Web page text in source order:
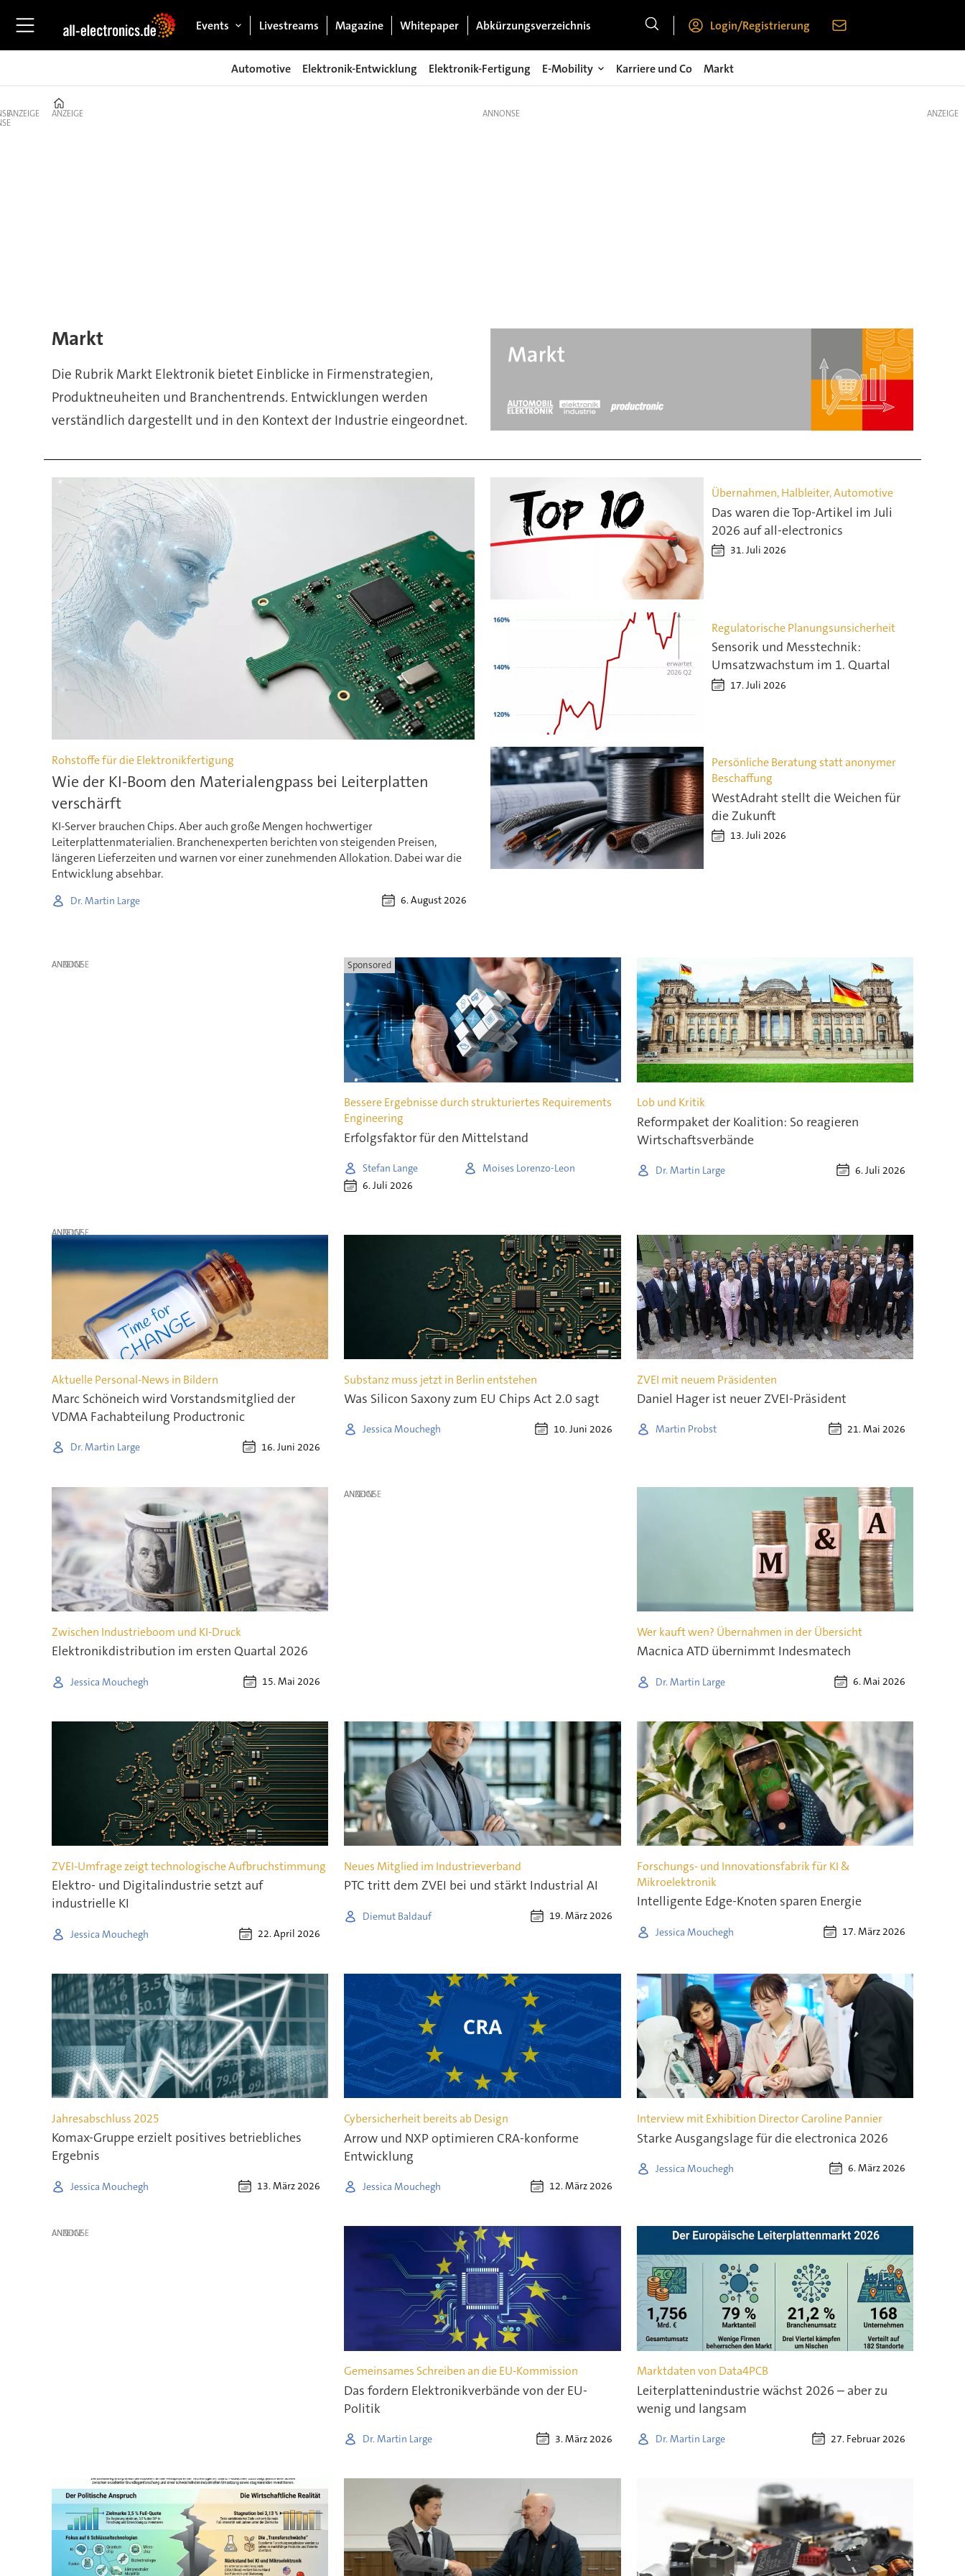
Events Livestreams Magazine Whitepaper Abkürzungsverzeichnis Login/Registrierung
Automotive Elektronik-Entwicklung Elektronik-Fertigung E-Mobility Karriere und Co Markt
ANZEIGE
Produkte
ANZEIGE
Markt
Die Rubrik Markt Elektronik bietet Einblicke in Firmenstrategien,
Produktneuheiten und Branchentrends. Entwicklungen werden
verständlich dargestellt und in den Kontext der Industrie eingeordnet.
Rohstoffe für die Elektronikfertigung
Wie der KI-Boom den Materialengpass bei Leiterplatten
verschärft
KI-Server brauchen Chips. Aber auch große Mengen hochwertiger
Leiterplattenmaterialien. Branchenexperten berichten von steigenden Preisen,
längeren Lieferzeiten und warnen vor einer zunehmenden Allokation. Dabei war die
Entwicklung absehbar.
Dr. Martin Large 6. August 2026
Übernahmen, Halbleiter, Automotive
Das waren die Top-Artikel im Juli
2026 auf all-electronics
31. Juli 2026
Regulatorische Planungsunsicherheit
Sensorik und Messtechnik:
Umsatzwachstum im 1. Quartal
17. Juli 2026
Persönliche Beratung statt anonymer
Beschaffung
WestAdraht stellt die Weichen für
die Zukunft
13. Juli 2026
ANZEIGE Sponsored
Bessere Ergebnisse durch strukturiertes Requirements
Engineering
Erfolgsfaktor für den Mittelstand
Stefan Lange
Moises Lorenzo-Leon
6. Juli 2026
Lob und Kritik
Reformpaket der Koalition: So reagieren
Wirtschaftsverbände
Dr. Martin Large 6. Juli 2026
ANZEIGE
Aktuelle Personal-News in Bildern
Marc Schöneich wird Vorstandsmitglied der
VDMA Fachabteilung Productronic
Dr. Martin Large 16. Juni 2026
Substanz muss jetzt in Berlin entstehen
Was Silicon Saxony zum EU Chips Act 2.0 sagt
Jessica Mouchegh 10. Juni 2026
ZVEI mit neuem Präsidenten
Daniel Hager ist neuer ZVEI-Präsident
Martin Probst 21. Mai 2026
Zwischen Industrieboom und KI-Druck
Elektronik­dis­tri­bu­tion im ersten Quar­tal 2026
Jessica Mouchegh 15. Mai 2026
ANZEIGE
Wer kauft wen? Übernahmen in der Übersicht
Macnica ATD übernimmt Indesmatech
Dr. Martin Large 6. Mai 2026
ZVEI-Umfrage zeigt technologische Aufbruchstimmung
Elektro- und Digitalindustrie setzt auf
industrielle KI
Jessica Mouchegh 22. April 2026
Neues Mitglied im Industrieverband
PTC tritt dem ZVEI bei und stärkt Industrial AI
Diemut Baldauf 19. März 2026
Forschungs- und Innovationsfabrik für KI &
Mikroelektronik
Intelligente Edge-Knoten sparen Energie
Jessica Mouchegh 17. März 2026
Jahresabschluss 2025
Komax-Gruppe erzielt positives betriebliches
Ergebnis
Jessica Mouchegh 13. März 2026
Cybersicherheit bereits ab Design
Arrow und NXP optimieren CRA-konforme
Entwicklung
Jessica Mouchegh 12. März 2026
Interview mit Exhibition Director Caroline Pannier
Starke Ausgangslage für die electronica 2026
Jessica Mouchegh 6. März 2026
ANZEIGE
Gemeinsames Schreiben an die EU-Kommission
Das fordern Elektronikverbände von der EU-
Politik
Dr. Martin Large 3. März 2026
Marktdaten von Data4PCB
Leiterplattenindustrie wächst 2026 – aber zu
wenig und langsam
Dr. Martin Large 27. Februar 2026
ANZEIGE